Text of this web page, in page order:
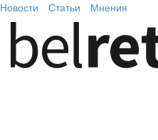
Новости Статьи Мнения